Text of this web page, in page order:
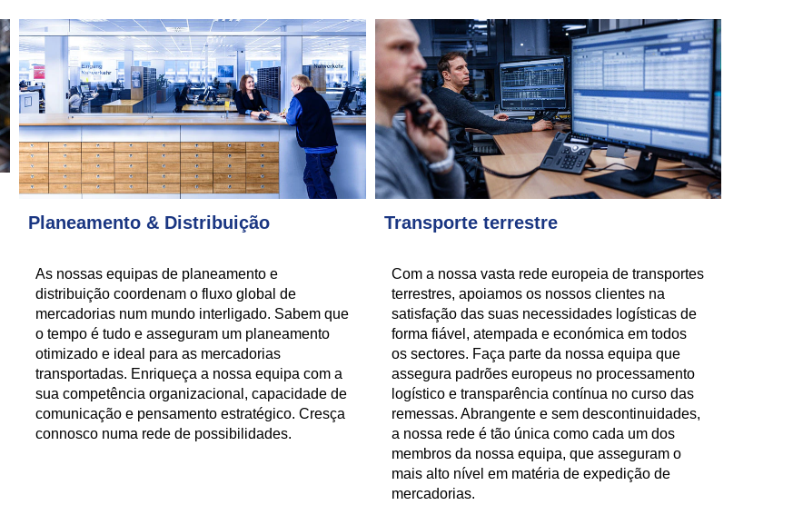
Planeamento & Distribuição
As nossas equipas de planeamento e
distribuição coordenam o fluxo global de
mercadorias num mundo interligado. Sabem que
o tempo é tudo e asseguram um planeamento
otimizado e ideal para as mercadorias
transportadas. Enriqueça a nossa equipa com a
sua competência organizacional, capacidade de
comunicação e pensamento estratégico. Cresça
connosco numa rede de possibilidades.
Transporte terrestre
Com a nossa vasta rede europeia de transportes
terrestres, apoiamos os nossos clientes na
satisfação das suas necessidades logísticas de
forma fiável, atempada e económica em todos
os sectores. Faça parte da nossa equipa que
assegura padrões europeus no processamento
logístico e transparência contínua no curso das
remessas. Abrangente e sem descontinuidades,
a nossa rede é tão única como cada um dos
membros da nossa equipa, que asseguram o
mais alto nível em matéria de expedição de
mercadorias.